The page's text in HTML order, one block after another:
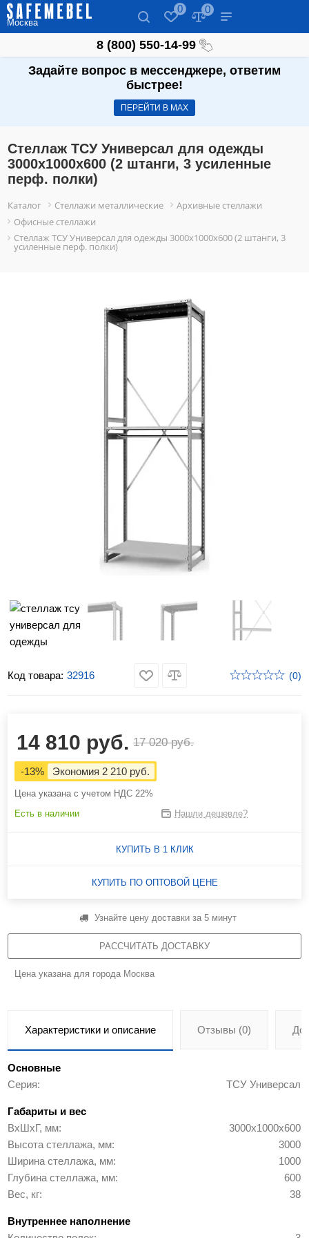
Москва
0 0
8 (800) 550-14-99
Задайте вопрос в мессенджере, ответим
быстрее!
ПЕРЕЙТИ В МАХ
Стеллаж ТСУ Универсал для одежды
3000х1000х600 (2 штанги, 3 усиленные
перф. полки)
Каталог Стеллажи металлические
Архивные стеллажи
Офисные стеллажи
Стеллаж ТСУ Универсал для одежды 3000х1000х600 (2 штанги, 3
усиленные перф. полки)
Код товара: 32916 (0)
14 810 руб. 17 020 руб.
-13% Экономия 2 210 руб.
Цена указана с учетом НДС 22%
Есть в наличии
Нашли дешевле?
КУПИТЬ В 1 КЛИК
КУПИТЬ ПО ОПТОВОЙ ЦЕНЕ
Узнайте цену доставки за 5 минут
РАССЧИТАТЬ ДОСТАВКУ
Цена указана для города Москва
Характеристики и описание Отзывы (0)
Основные
Серия
ТСУ Универсал
Габариты и вес
ВхШхГ, мм
3000х1000х600
Высота стеллажа, мм
3000
Ширина стеллажа, мм
1000
Глубина стеллажа, мм
600
Вес, кг
38
Внутреннее наполнение